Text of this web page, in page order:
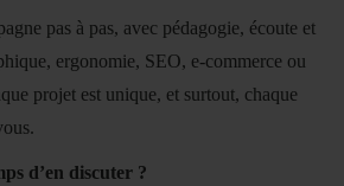
pas à pas, avec pédagogie, écoute et
ergonomie, SEO, e-commerce ou
projet est unique, et surtout, chaque
d’en discuter ?